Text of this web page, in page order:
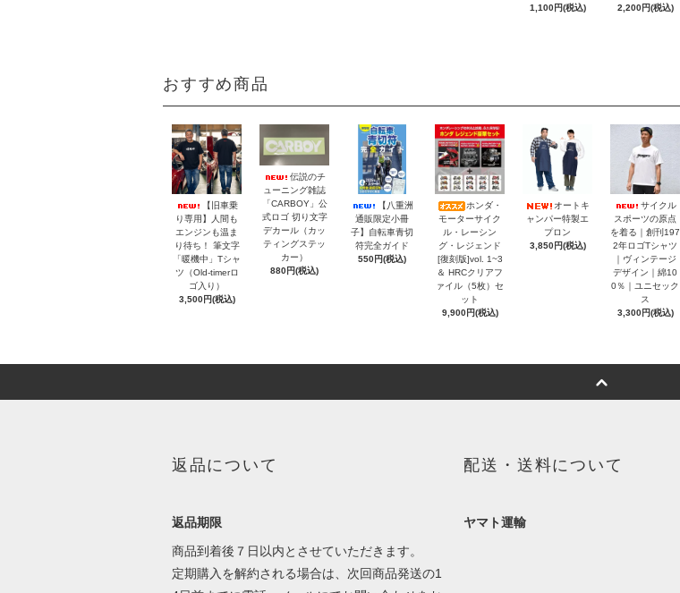
1,100円(税込)
2,200円(税込)
おすすめ商品
【旧車乗
り専用】人間も
エンジンも温ま
り待ち！ 筆文字
「暖機中」Tシャ
ツ（Old-timerロ
ゴ入り）
3,500円(税込)
伝説のチ
ューニング雑誌
「CARBOY」公
式ロゴ 切り文字
デカール（カッ
ティングステッ
カー）
880円(税込)
【八重洲
通販限定小冊
子】自転車青切
符完全ガイド
550円(税込)
ホンダ・
モーターサイク
ル・レーシン
グ・レジェンド
[復刻版]vol. 1~3
＆ HRCクリアフ
ァイル（5枚）セ
ット
9,900円(税込)
オートキ
ャンパー特製エ
プロン
3,850円(税込)
サイクル
スポーツの原点
を着る｜創刊197
2年ロゴTシャツ
｜ヴィンテージ
デザイン｜綿10
0％｜ユニセック
ス
3,300円(税込)
返品について
返品期限
商品到着後７日以内とさせていただきます。
定期購入を解約される場合は、次回商品発送の1
配送・送料について
ヤマト運輸